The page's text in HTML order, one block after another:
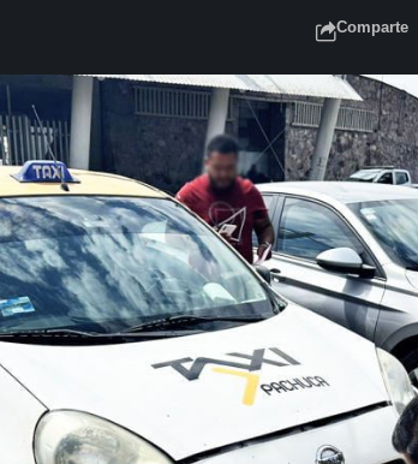
Comparte